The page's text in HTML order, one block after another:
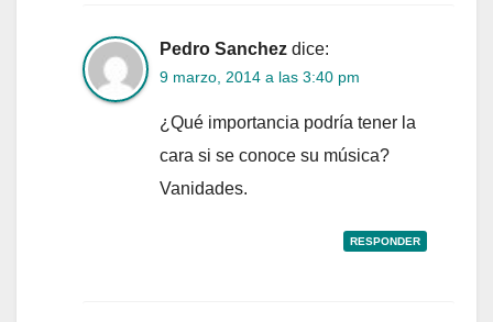
Pedro Sanchez dice:
9 marzo, 2014 a las 3:40 pm
¿Qué importancia podría tener la
cara si se conoce su música?
Vanidades.
RESPONDER